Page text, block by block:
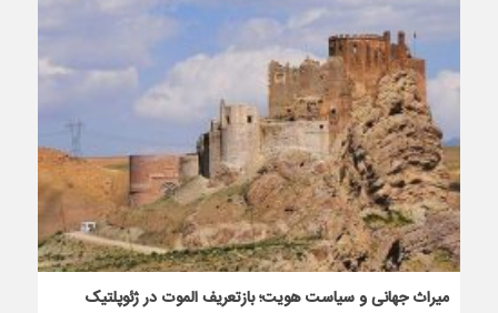
میراث جهانی و سیاست هویت؛ بازتعریف الموت در ژئوپلتیک